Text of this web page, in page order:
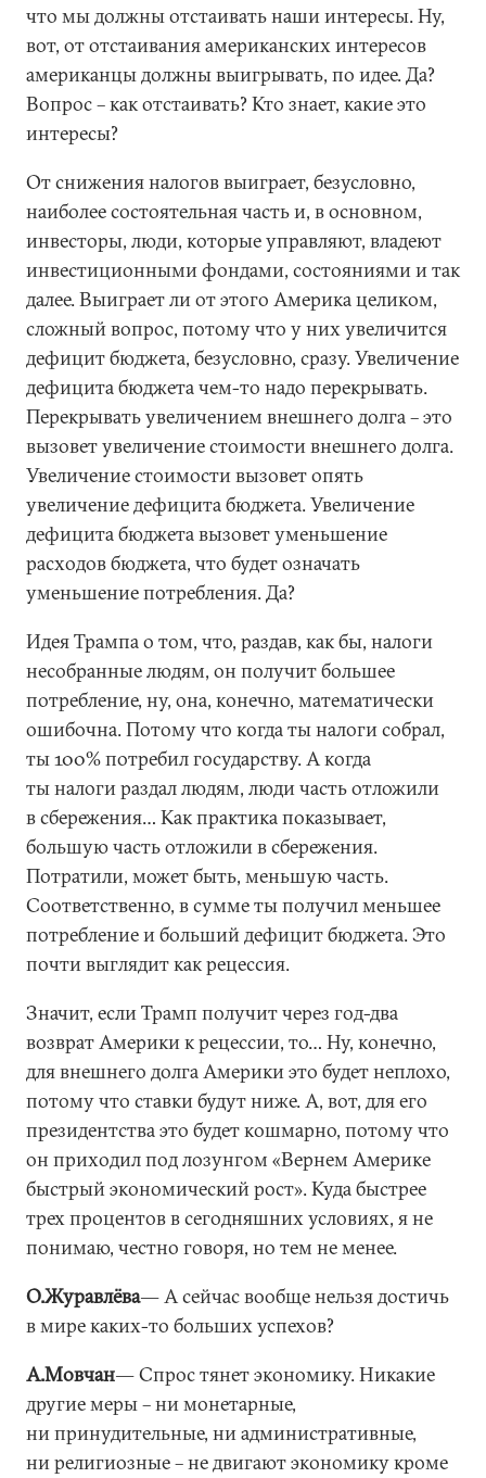
что мы должны отстаивать наши интересы. Ну,
вот, от отстаивания американских интересов
американцы должны выигрывать, по идее. Да?
Вопрос – как отстаивать? Кто знает, какие это
интересы?
От снижения налогов выиграет, безусловно,
наиболее состоятельная часть и, в основном,
инвесторы, люди, которые управляют, владеют
инвестиционными фондами, состояниями и так
далее. Выиграет ли от этого Америка целиком,
сложный вопрос, потому что у них увеличится
дефицит бюджета, безусловно, сразу. Увеличение
дефицита бюджета чем-то надо перекрывать.
Перекрывать увеличением внешнего долга – это
вызовет увеличение стоимости внешнего долга.
Увеличение стоимости вызовет опять
увеличение дефицита бюджета. Увеличение
дефицита бюджета вызовет уменьшение
расходов бюджета, что будет означать
уменьшение потребления. Да?
Идея Трампа о том, что, раздав, как бы, налоги
несобранные людям, он получит большее
потребление, ну, она, конечно, математически
ошибочна. Потому что когда ты налоги собрал,
ты 100% потребил государству. А когда
ты налоги раздал людям, люди часть отложили
в сбережения… Как практика показывает,
большую часть отложили в сбережения.
Потратили, может быть, меньшую часть.
Соответственно, в сумме ты получил меньшее
потребление и больший дефицит бюджета. Это
почти выглядит как рецессия.
Значит, если Трамп получит через год-два
возврат Америки к рецессии, то… Ну, конечно,
для внешнего долга Америки это будет неплохо,
потому что ставки будут ниже. А, вот, для его
президентства это будет кошмарно, потому что
он приходил под лозунгом «Вернем Америке
быстрый экономический рост». Куда быстрее
трех процентов в сегодняшних условиях, я не
понимаю, честно говоря, но тем не менее.
О.Журавлёва― А сейчас вообще нельзя достичь
в мире каких-то больших успехов?
А.Мовчан― Спрос тянет экономику. Никакие
другие меры – ни монетарные,
ни принудительные, ни административные,
ни религиозные – не двигают экономику кроме